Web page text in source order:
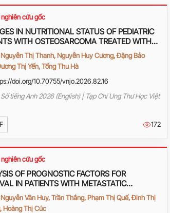
cứu gốc
IN NUTRITIONAL STATUS OF PEDIATRIC
WITH OSTEOSARCOMA TREATED WITH
REGIMEN IN 2022–2024 AND
FACTORS
Nguyễn Thị Thanh, Nguyễn Huy Cương, Đặng Bảo
Thị Yến, Tống Thu Hà
doi.org/10.70755/vnjo.2026.82.16
tiếng Anh 2026 (English) | Tạp Chí Ung Thư Học Việt
172
cứu gốc
OF PROGNOSTIC FACTORS FOR
IN PATIENTS WITH METASTATIC
CANCER RECEIVING FIRST-LINE
AT K HOSPITAL
Nguyễn Văn Huy, Trần Thắng, Phạm Thị Quế, Đinh Thị
Hoàng Thị Cúc